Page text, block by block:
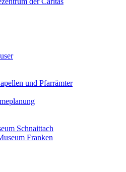
und Pfarrämter
Schnaittach
Franken